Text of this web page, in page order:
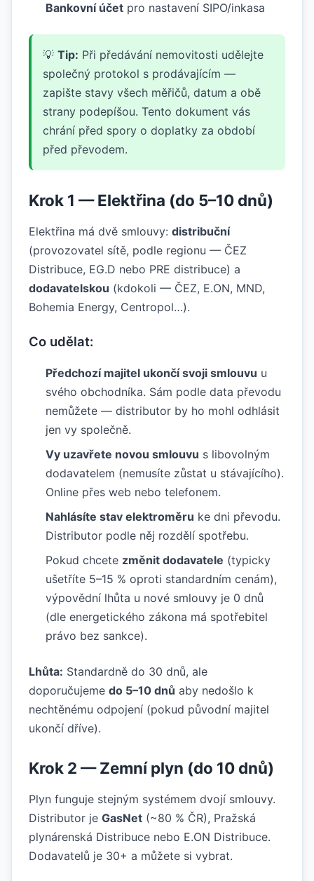
Bankovní účet pro nastavení SIPO/inkasa
💡 Tip: Při předávání nemovitosti udělejte
společný protokol s prodávajícím —
zapište stavy všech měřičů, datum a obě
strany podepíšou. Tento dokument vás
chrání před spory o doplatky za období
před převodem.
Krok 1 — Elektřina (do 5–10 dnů)
Elektřina má dvě smlouvy: distribuční
(provozovatel sítě, podle regionu — ČEZ
Distribuce, EG.D nebo PRE distribuce) a
dodavatelskou (kdokoli — ČEZ, E.ON, MND,
Bohemia Energy, Centropol…).
Co udělat:
Předchozí majitel ukončí svoji smlouvu u
svého obchodníka. Sám podle data převodu
nemůžete — distributor by ho mohl odhlásit
jen vy společně.
Vy uzavřete novou smlouvu s libovolným
dodavatelem (nemusíte zůstat u stávajícího).
Online přes web nebo telefonem.
Nahlásíte stav elektroměru ke dni převodu.
Distributor podle něj rozdělí spotřebu.
Pokud chcete změnit dodavatele (typicky
ušetříte 5–15 % oproti standardním cenám),
výpovědní lhůta u nové smlouvy je 0 dnů
(dle energetického zákona má spotřebitel
právo bez sankce).
Lhůta: Standardně do 30 dnů, ale
doporučujeme do 5–10 dnů aby nedošlo k
nechtěnému odpojení (pokud původní majitel
ukončí dříve).
Krok 2 — Zemní plyn (do 10 dnů)
Plyn funguje stejným systémem dvojí smlouvy.
Distributor je GasNet (~80 % ČR), Pražská
plynárenská Distribuce nebo E.ON Distribuce.
Dodavatelů je 30+ a můžete si vybrat.